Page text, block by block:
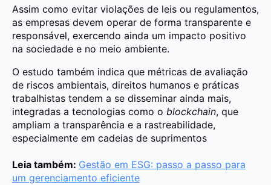
Assim como evitar violações de leis ou regulamentos,
as empresas devem operar de forma transparente e
responsável, exercendo ainda um impacto positivo
na sociedade e no meio ambiente.
O estudo também indica que métricas de avaliação
de riscos ambientais, direitos humanos e práticas
trabalhistas tendem a se disseminar ainda mais,
integradas a tecnologias como o blockchain, que
ampliam a transparência e a rastreabilidade,
especialmente em cadeias de suprimentos
Leia também: Gestão em ESG: passo a passo para
um gerenciamento eficiente